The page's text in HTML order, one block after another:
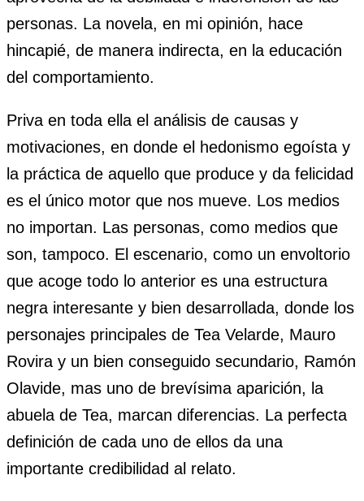
personas. La novela, en mi opinión, hace
hincapié, de manera indirecta, en la educación
del comportamiento.
Priva en toda ella el análisis de causas y
motivaciones, en donde el hedonismo egoísta y
la práctica de aquello que produce y da felicidad
es el único motor que nos mueve. Los medios
no importan. Las personas, como medios que
son, tampoco. El escenario, como un envoltorio
que acoge todo lo anterior es una estructura
negra interesante y bien desarrollada, donde los
personajes principales de Tea Velarde, Mauro
Rovira y un bien conseguido secundario, Ramón
Olavide, mas uno de brevísima aparición, la
abuela de Tea, marcan diferencias. La perfecta
definición de cada uno de ellos da una
importante credibilidad al relato.